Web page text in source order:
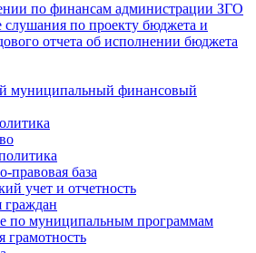
по финансам администрации ЗГО
по проекту бюджета и
отчета об исполнении бюджета
муниципальный финансовый
правовая база
учет и отчетность
граждан
по муниципальным программам
грамотность